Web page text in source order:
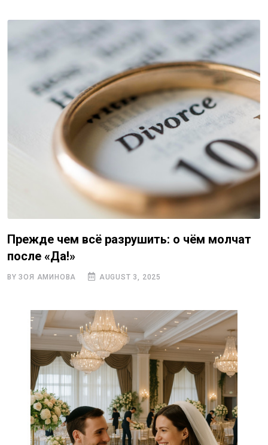
Прежде чем всё разрушить: о чём молчат
после «Да!»
BY ЗОЯ АМИНОВА AUGUST 3, 2025